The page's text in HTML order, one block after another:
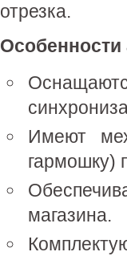
отрезка.
Особенности
Имеют
гармошку)
магазина.